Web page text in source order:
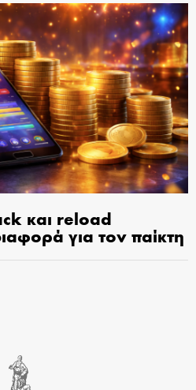
και reload
για τον παίκτη